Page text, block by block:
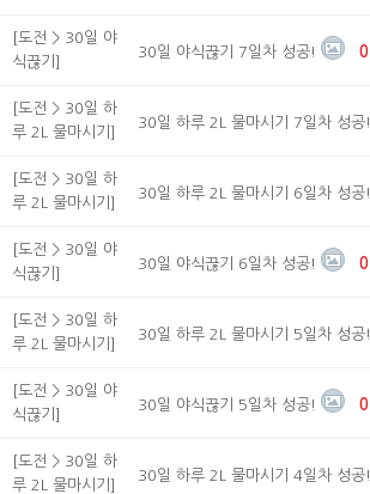
[도전 > 30일 야
식끊기]
30일 야식끊기 7일차 성공! 0
[도전 > 30일 하
루 2L 물마시기]
30일 하루 2L 물마시기 7일차 성공!
[도전 > 30일 하
루 2L 물마시기]
30일 하루 2L 물마시기 6일차 성공!
[도전 > 30일 야
식끊기]
30일 야식끊기 6일차 성공! 0
[도전 > 30일 하
루 2L 물마시기]
30일 하루 2L 물마시기 5일차 성공!
[도전 > 30일 야
식끊기]
30일 야식끊기 5일차 성공! 0
[도전 > 30일 하
루 2L 물마시기]
30일 하루 2L 물마시기 4일차 성공!